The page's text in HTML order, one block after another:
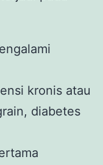
kronis atau
diabetes